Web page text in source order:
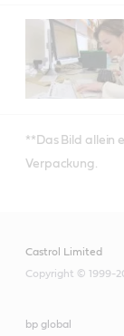
**Das Bild allein
Verpackung.
Castrol Limited
Copyright © 1999-
bp global